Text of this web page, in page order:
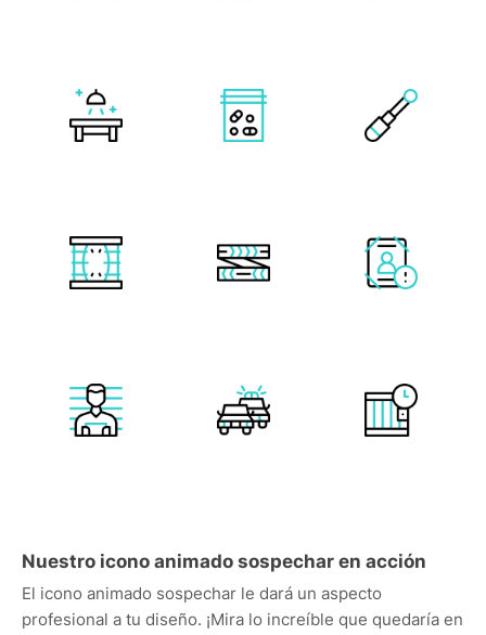
Nuestro icono animado sospechar en acción
El icono animado sospechar le dará un aspecto
profesional a tu diseño. ¡Mira lo increíble que quedaría en